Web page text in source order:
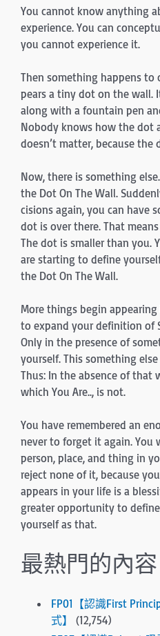
You cannot know anything
experience. You can
you cannot experience it.
Then something happens to
pears a tiny dot on the wall.
along with a fountain pen
Nobody knows how the dot
doesn’t matter, because the
Now, there is something
the Dot On The Wall.
cisions again, you can have
dot is over there. That
The dot is smaller than you.
are starting to define
the Dot On The Wall.
More things begin
to expand your definition of
Only in the presence of
yourself. This something
Thus: In the absence of that
which You Are.., is not.
You have remembered an
never to forget it again. You
person, place, and thing in
reject none of it, because
appears in your life is a
greater oppor­tunity to
yourself as that.
最熱門的內容
FP01【認識First
式】
(12,754)